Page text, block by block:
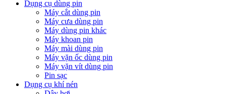
Dụng cụ dùng pin
Máy cắt dùng pin
Máy cưa dùng pin
Máy dùng pin khác
Máy khoan pin
Máy mài dùng pin
Máy vặn ốc dùng pin
Máy vặn vít dùng pin
Pin sạc
Dụng cụ khí nén